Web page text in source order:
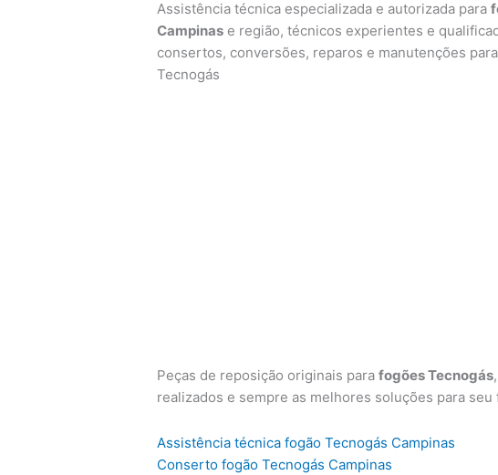
Assistência técnica especializada e autorizada para
Campinas e região, técnicos experientes e
consertos, conversões, reparos e manutenções
Tecnogás
Peças de reposição originais parafogões Tecnogás
realizados e sempre as melhores soluções para
Assistência técnica fogão Tecnogás Campinas
Conserto fogão Tecnogás Campinas